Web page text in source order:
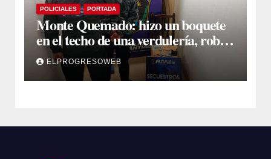
POLICIALES PORTADA
Monte Quemado: hizo un boquete
en el techo de una verdulería, robó
$800.000 y cayó tras ser filmado
ELPROGRESOWEB